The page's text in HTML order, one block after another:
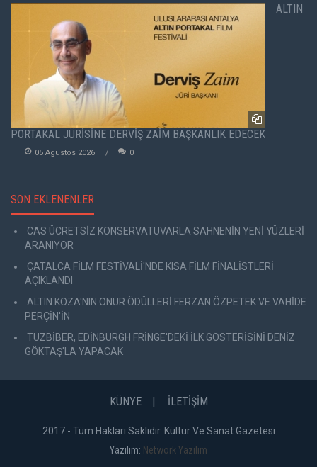
ALTIN
PORTAKAL JÜRİSİNE DERVİŞ ZAİM BAŞKANLIK EDECEK
05 Agustos 2026 0
SON EKLENENLER
CAS ÜCRETSİZ KONSERVATUVARLA SAHNENİN YENİ YÜZLERİ
ARANIYOR
ÇATALCA FİLM FESTİVALİ'NDE KISA FİLM FİNALİSTLERİ
AÇIKLANDI
ALTIN KOZA'NIN ONUR ÖDÜLLERİ FERZAN ÖZPETEK VE VAHİDE
PERÇİN'İN
TUZBİBER, EDİNBURGH FRİNGE'DEKİ İLK GÖSTERİSİNİ DENİZ
GÖKTAŞ'LA YAPACAK
KÜNYE İLETİŞİM
2017 - Tüm Hakları Saklıdır. Kültür Ve Sanat Gazetesi
Yazılım: Network Yazılım